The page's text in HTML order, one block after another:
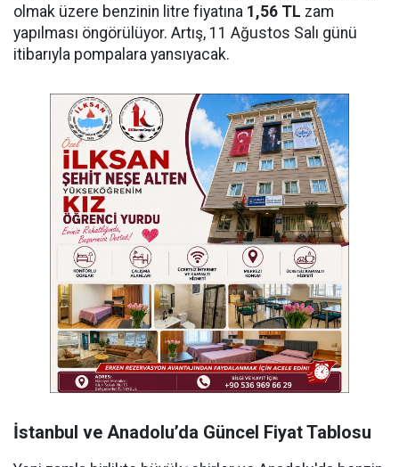
olmak üzere benzinin litre fiyatına 1,56 TL zam
yapılması öngörülüyor. Artış, 11 Ağustos Salı günü
itibarıyla pompalara yansıyacak.
İstanbul ve Anadolu’da Güncel Fiyat Tablosu